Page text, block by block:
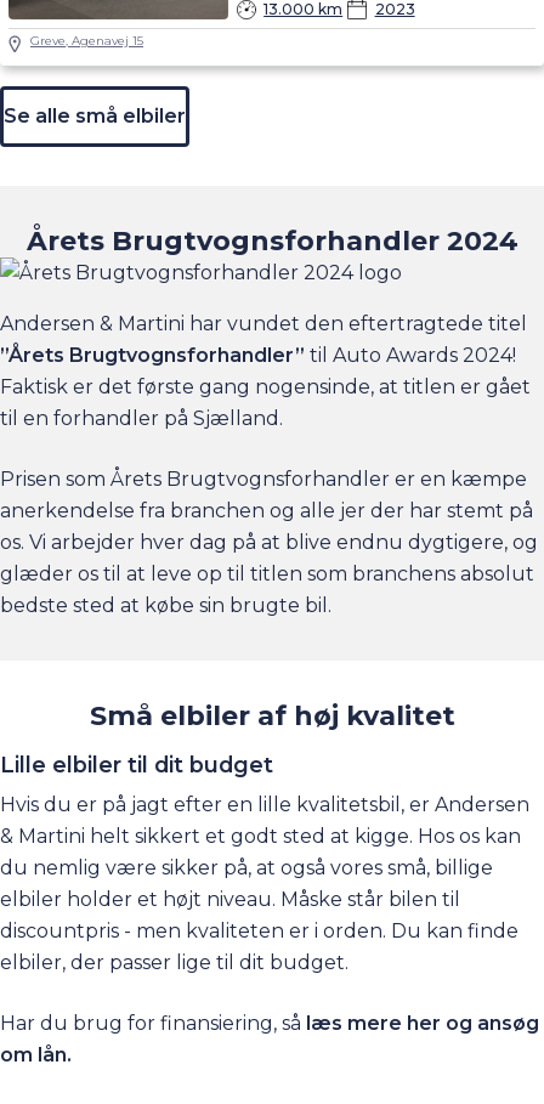
13.000 km 2023
Greve, Agenavej 15
Se alle små elbiler
Årets Brugtvognsforhandler 2024
Andersen & Martini har vundet den eftertragtede titel
”Årets Brugtvognsforhandler” til Auto Awards 2024!
Faktisk er det første gang nogensinde, at titlen er gået
til en forhandler på Sjælland.
Prisen som Årets Brugtvognsforhandler er en kæmpe
anerkendelse fra branchen og alle jer der har stemt på
os. Vi arbejder hver dag på at blive endnu dygtigere, og
glæder os til at leve op til titlen som branchens absolut
bedste sted at købe sin brugte bil.
Små elbiler af høj kvalitet
Lille elbiler til dit budget
Hvis du er på jagt efter en lille kvalitetsbil, er Andersen
& Martini helt sikkert et godt sted at kigge. Hos os kan
du nemlig være sikker på, at også vores små, billige
elbiler holder et højt niveau. Måske står bilen til
discountpris - men kvaliteten er i orden. Du kan finde
elbiler, der passer lige til dit budget.
Har du brug for finansiering, så læs mere her og ansøg
om lån.